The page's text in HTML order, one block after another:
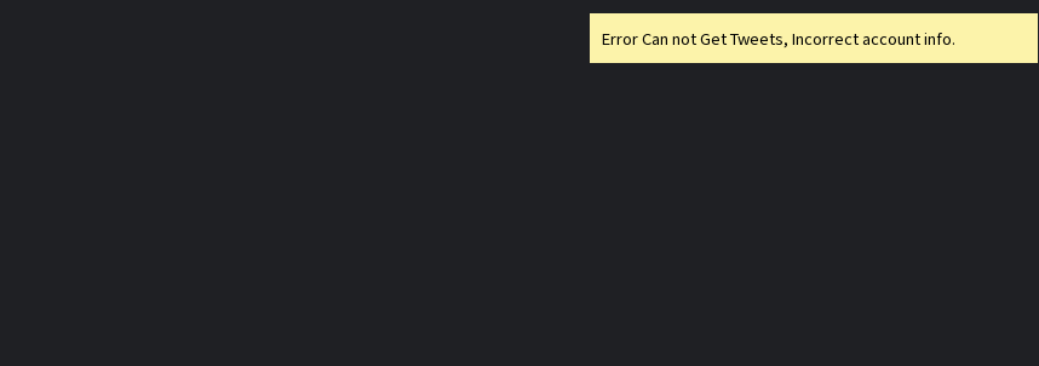
निर्विरोध निर्वाचित
Error Can not Get Tweets, Incorrect account info.